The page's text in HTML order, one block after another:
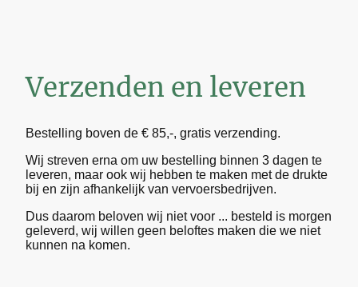
Verzenden en leveren
Bestelling boven de € 85,-, gratis verzending.
Wij streven erna om uw bestelling binnen 3 dagen te
leveren, maar ook wij hebben te maken met de drukte
bij en zijn afhankelijk van vervoersbedrijven.
Dus daarom beloven wij niet voor ... besteld is morgen
geleverd, wij willen geen beloftes maken die we niet
kunnen na komen.